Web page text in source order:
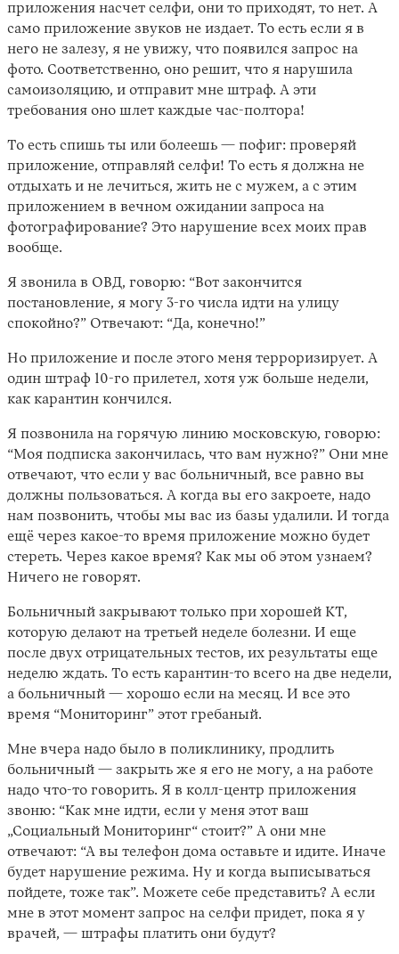
приложения насчет селфи, они то приходят, то нет. А
само приложение звуков не издает. То есть если я в
него не залезу, я не увижу, что появился запрос на
фото. Соответственно, оно решит, что я нарушила
самоизоляцию, и отправит мне штраф. А эти
требования оно шлет каждые час-полтора!
То есть спишь ты или болеешь — пофиг: проверяй
приложение, отправляй селфи! То есть я должна не
отдыхать и не лечиться, жить не с мужем, а с этим
приложением в вечном ожидании запроса на
фотографирование? Это нарушение всех моих прав
вообще.
Я звонила в ОВД, говорю: “Вот закончится
постановление, я могу 3-го числа идти на улицу
спокойно?” Отвечают: “Да, конечно!”
Но приложение и после этого меня терроризирует. А
один штраф 10-го прилетел, хотя уж больше недели,
как карантин кончился.
Я позвонила на горячую линию московскую, говорю:
“Моя подписка закончилась, что вам нужно?” Они мне
отвечают, что если у вас больничный, все равно вы
должны пользоваться. А когда вы его закроете, надо
нам позвонить, чтобы мы вас из базы удалили. И тогда
ещё через какое-то время приложение можно будет
стереть. Через какое время? Как мы об этом узнаем?
Ничего не говорят.
Больничный закрывают только при хорошей КТ,
которую делают на третьей неделе болезни. И еще
после двух отрицательных тестов, их результаты еще
неделю ждать. То есть карантин-то всего на две недели,
а больничный — хорошо если на месяц. И все это
время “Мониторинг” этот гребаный.
Мне вчера надо было в поликлинику, продлить
больничный — закрыть же я его не могу, а на работе
надо что-то говорить. Я в колл-центр приложения
звоню: “Как мне идти, если у меня этот ваш
„Социальный Мониторинг“ стоит?” А они мне
отвечают: “А вы телефон дома оставьте и идите. Иначе
будет нарушение режима. Ну и когда выписываться
пойдете, тоже так”. Можете себе представить? А если
мне в этот момент запрос на селфи придет, пока я у
врачей, — штрафы платить они будут?